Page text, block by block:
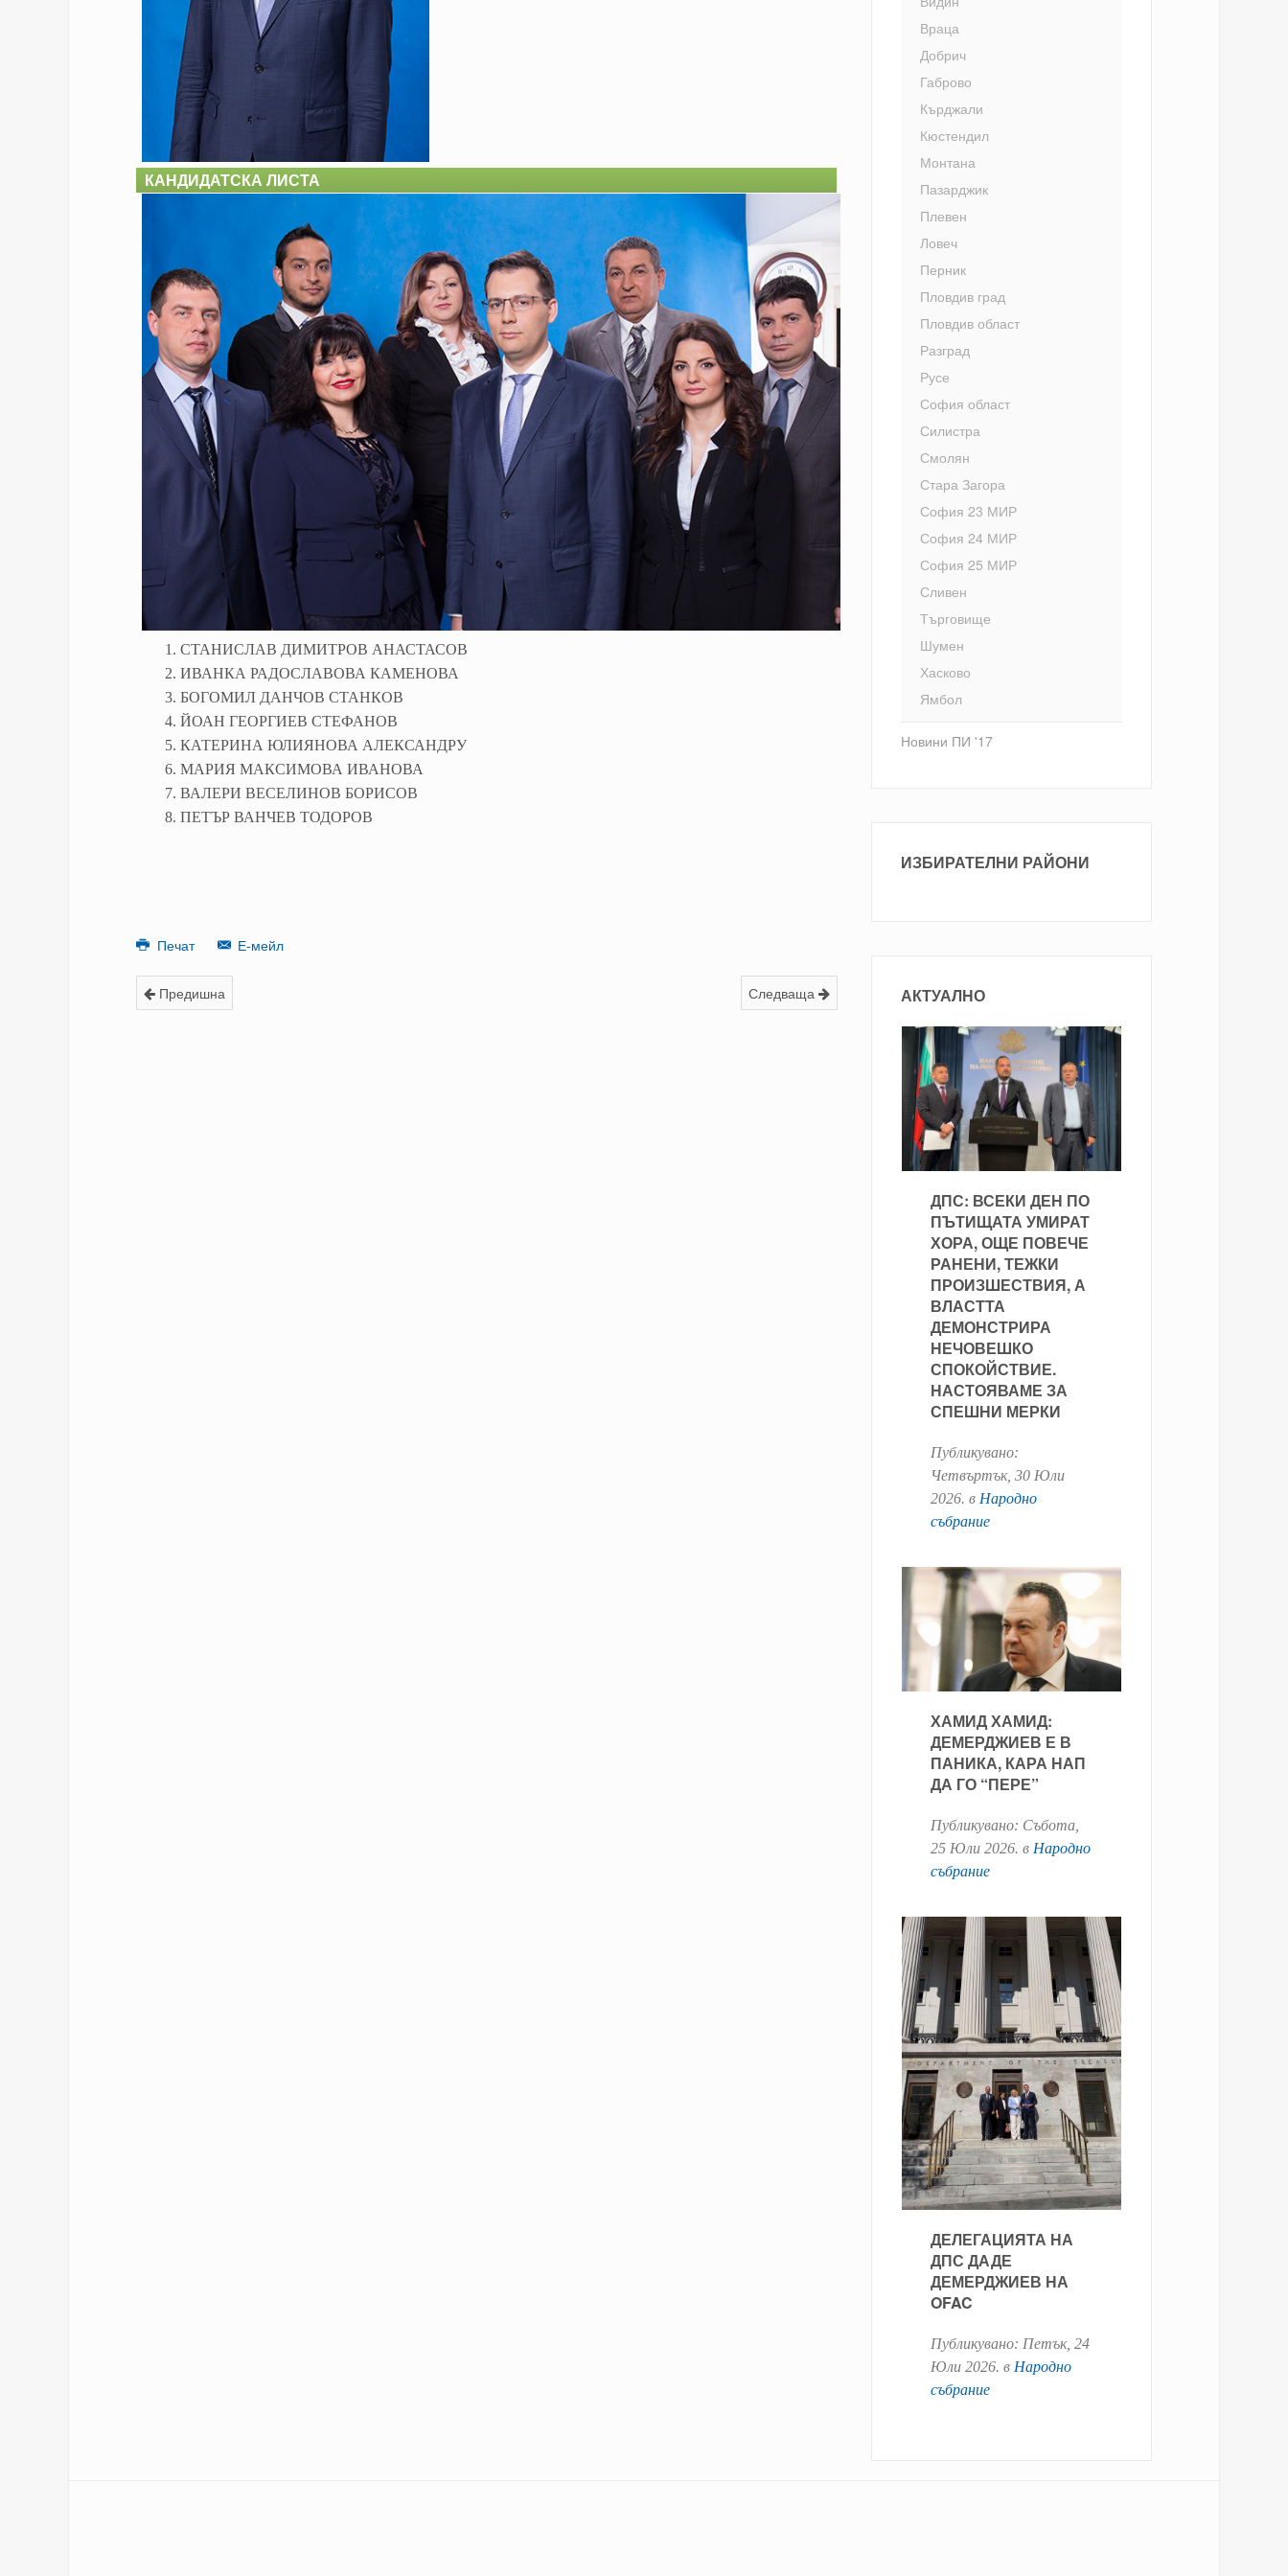
КАНДИДАТСКА ЛИСТА
1. СТАНИСЛАВ ДИМИТРОВ АНАСТАСОВ
2. ИВАНКА РАДОСЛАВОВА КАМЕНОВА
3. БОГОМИЛ ДАНЧОВ СТАНКОВ
4. ЙОАН ГЕОРГИЕВ СТЕФАНОВ
5. КАТЕРИНА ЮЛИЯНОВА АЛЕКСАНДРУ
6. МАРИЯ МАКСИМОВА ИВАНОВА
7. ВАЛЕРИ ВЕСЕЛИНОВ БОРИСОВ
8. ПЕТЪР ВАНЧЕВ ТОДОРОВ
Печат Е-мейл
Предишна Следваща
Враца
Добрич
Габрово
Кърджали
Кюстендил
Монтана
Пазарджик
Плевен
Ловеч
Перник
Пловдив град
Пловдив област
Разград
Русе
София област
Силистра
Смолян
Стара Загора
София 23 МИР
София 24 МИР
София 25 МИР
Сливен
Търговище
Шумен
Хасково
Ямбол
Новини ПИ '17
ИЗБИРАТЕЛНИ РАЙОНИ
АКТУАЛНО
ДПС: ВСЕКИ ДЕН ПО
ПЪТИЩАТА УМИРАТ
ХОРА, ОЩЕ ПОВЕЧЕ
РАНЕНИ, ТЕЖКИ
ПРОИЗШЕСТВИЯ, А
ВЛАСТТА
ДЕМОНСТРИРА
НЕЧОВЕШКО
СПОКОЙСТВИЕ.
НАСТОЯВАМЕ ЗА
СПЕШНИ МЕРКИ
Публикувано:
Четвъртък, 30 Юли
2026. в Народно
събрание
ХАМИД ХАМИД:
ДЕМЕРДЖИЕВ Е В
ПАНИКА, КАРА НАП
ДА ГО “ПЕРЕ”
Публикувано: Събота,
25 Юли 2026. в Народно
събрание
ДЕЛЕГАЦИЯТА НА
ДПС ДАДЕ
ДЕМЕРДЖИЕВ НА
OFAC
Публикувано: Петък, 24
Юли 2026. в Народно
събрание